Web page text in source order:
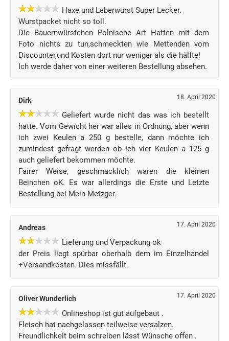
Haxe und Leberwurst Super Lecker.
Wurstpacket nicht so toll.
Die Bauernwürstchen Polnische Art Hatten mit dem
Foto nichts zu tun,schmeckten wie Mettenden vom
Discounter,und Kosten dort nur weniger als die hälfte!
Ich werde daher von einer weiteren Bestellung absehen.
Dirk 18. April 2020
Geliefert wurde nicht das was ich bestellt
hatte. Vom Gewicht her war alles in Ordnung, aber wenn
ich zwei Keulen a 250 g bestelle, dann möchte ich
zumindest gefragt werden ob ich vier Keulen a 125 g
auch geliefert bekommen möchte.
Fairer Weise, geschmacklich waren die kleinen
Beinchen oK. Es war allerdings die Erste und Letzte
Bestellung bei Mein Metzger.
Andreas 17. April 2020
Lieferung und Verpackung ok
der Preis liegt spürbar oberhalb dem im Einzelhandel
+Versandkosten. Dies missfällt.
Oliver Wunderlich 17. April 2020
Onlineshop ist gut aufgebaut .
Fleisch hat nachgelassen teilweise versalzen.
Freundlichkeit beim schreiben lässt Wünsche offen .